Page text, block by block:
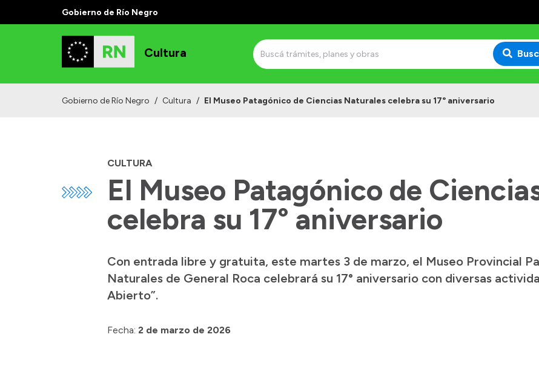
Gobierno de Río Negro
Cultura
Gobierno de Río Negro / Cultura / El Museo Patagónico de Ciencias Naturales celebra su 17° aniversario
CULTURA
El Museo Patagónico de
celebra su 17° aniversario
Con entrada libre y gratuita, este martes 3 de marzo, el Museo Provincial
Naturales de General Roca celebrará su 17° aniversario con diversas
Abierto”.
Fecha: 2 de marzo de 2026